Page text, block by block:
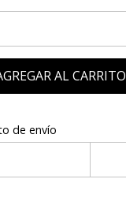
AL CARRITO
de envío